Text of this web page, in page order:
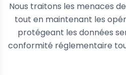
Nous traitons les menaces
tout en maintenant les
protégeant les données
conformité réglementaire